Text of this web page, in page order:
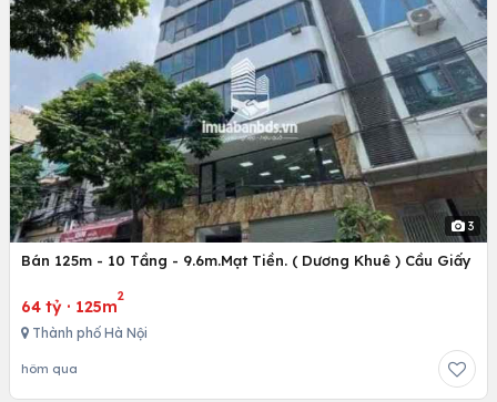
3
Bán 125m - 10 Tầng - 9.6m.Mạt Tiền. ( Dương Khuê ) Cầu Giấy
64 tỷ · 125m
2
Thành phố Hà Nội
hôm qua